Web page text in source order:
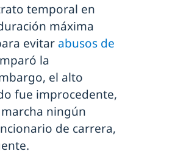
temporal en
máxima
evitar abusos de
la
el alto
fue improcedente,
ningún
de carrera,